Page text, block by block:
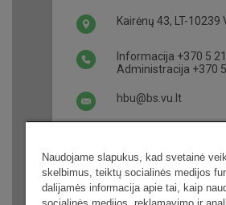
Kairėnų 43, LT-10239
Informacija +370 5
Administracija +370
hbu@bs.vu.lt
Naudojame slapukus, kad svetainė
skelbimus, teiktų socialinės medijos
dalijamės informacija apie tai, kaip